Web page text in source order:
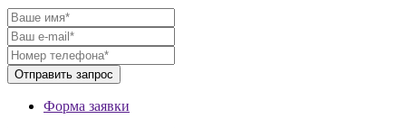
Форма заявки